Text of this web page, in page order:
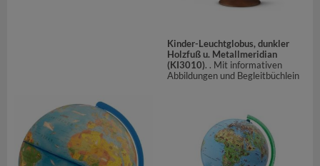
Kinder-Leuchtglobus, dunkler
Holzfuß u. Metallmeridian
(KI3010). . Mit informativen
Abbildungen und Begleitbüchlein